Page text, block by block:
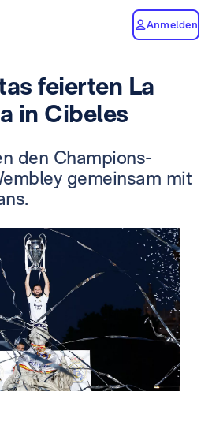
Anmelden
feierten La
in Cibeles
den Champions-
gemeinsam mit